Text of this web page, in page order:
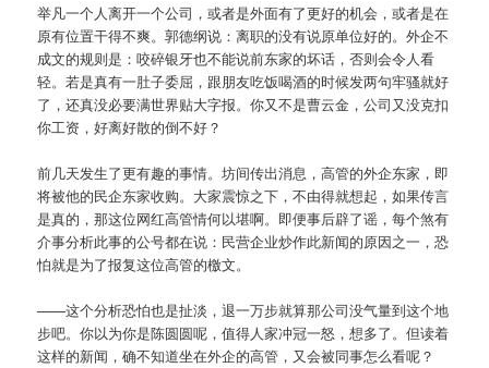
举凡一个人离开一个公司，或者是外面有了更好的机会，或者是在
原有位置干得不爽。郭德纲说：离职的没有说原单位好的。外企不
成文的规则是：咬碎银牙也不能说前东家的坏话，否则会令人看
轻。若是真有一肚子委屈，跟朋友吃饭喝酒的时候发两句牢骚就好
了，还真没必要满世界贴大字报。你又不是曹云金，公司又没克扣
你工资，好离好散的倒不好？
前几天发生了更有趣的事情。坊间传出消息，高管的外企东家，即
将被他的民企东家收购。大家震惊之下，不由得就想起，如果传言
是真的，那这位网红高管情何以堪啊。即便事后辟了谣，每个煞有
介事分析此事的公号都在说：民营企业炒作此新闻的原因之一，恐
怕就是为了报复这位高管的檄文。
——这个分析恐怕也是扯淡，退一万步就算那公司没气量到这个地
步吧。你以为你是陈圆圆呢，值得人家冲冠一怒，想多了。但读着
这样的新闻，确不知道坐在外企的高管，又会被同事怎么看呢？